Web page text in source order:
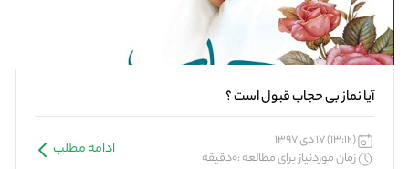
آیا نماز بی حجاب قبول است ؟
(13:12) 17 دی 1397
زمان موردنیاز برای مطالعه :0دقیقه
ادامه مطلب